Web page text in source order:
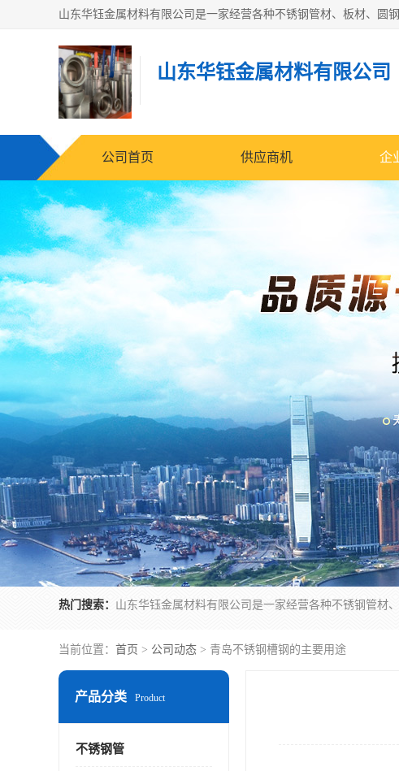
山东华钰金属材料有限公司
公司首页 供应商机 企
热门搜索：
当前位置： 首页 > 公司动态 > 青岛不锈钢槽钢的主要用途
产品分类 Product
不锈钢管